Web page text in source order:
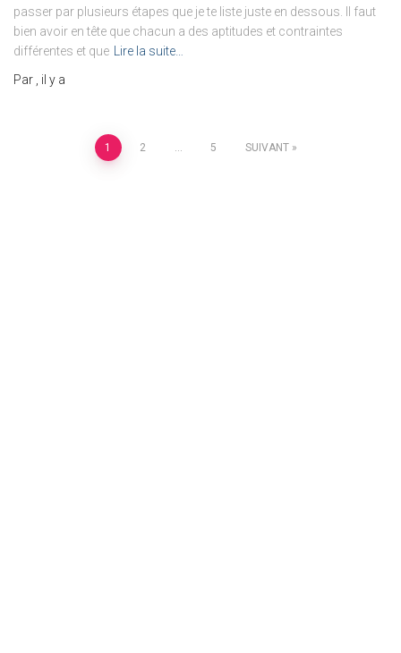
passer par plusieurs étapes que je te liste juste en dessous. Il faut
bien avoir en tête que chacun a des aptitudes et contraintes
différentes et que
Lire la suite…
Par
, il y a
Pagination
1 2 … 5 SUIVANT